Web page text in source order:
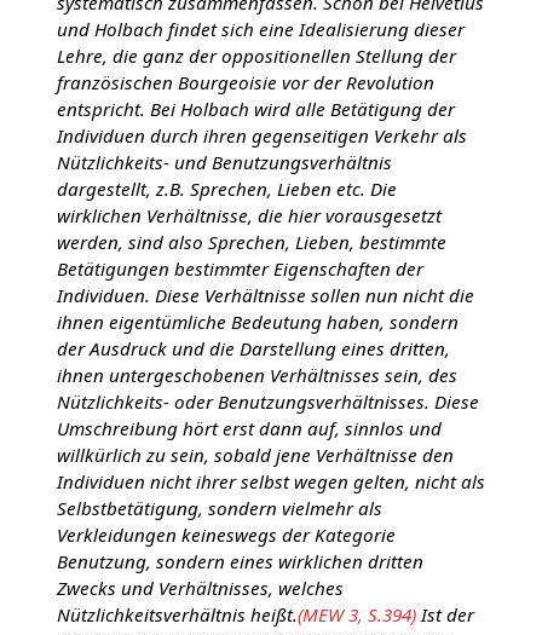
und Holbach findet sich eine Idealisierung dieser
Lehre, die ganz der oppositionellen Stellung der
französischen Bourgeoisie vor der Revolution
entspricht. Bei Holbach wird alle Betätigung der
Individuen durch ihren gegenseitigen Verkehr als
Nützlichkeits- und Benutzungsverhältnis
dargestellt, z.B. Sprechen, Lieben etc. Die
wirklichen Verhältnisse, die hier vorausgesetzt
werden, sind also Sprechen, Lieben, bestimmte
Betätigungen bestimmter Eigenschaften der
Individuen. Diese Verhältnisse sollen nun nicht die
ihnen eigentümliche Bedeutung haben, sondern
der Ausdruck und die Darstellung eines dritten,
ihnen untergeschobenen Verhältnisses sein, des
Nützlichkeits- oder Benutzungsverhältnisses. Diese
Umschreibung hört erst dann auf, sinnlos und
willkürlich zu sein, sobald jene Verhältnisse den
Individuen nicht ihrer selbst wegen gelten, nicht als
Selbstbetätigung, sondern vielmehr als
Verkleidungen keineswegs der Kategorie
Benutzung, sondern eines wirklichen dritten
Zwecks und Verhältnisses, welches
Nützlichkeitsverhältnis heißt.(MEW 3, S.394)Ist der